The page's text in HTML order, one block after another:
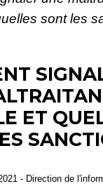
sont les
ET
- Direction de